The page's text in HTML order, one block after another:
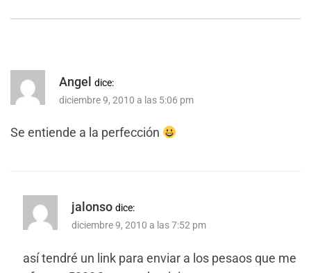
Angel dice:
diciembre 9, 2010 a las 5:06 pm
Se entiende a la perfección
jalonso dice:
diciembre 9, 2010 a las 7:52 pm
así tendré un link para enviar a los pesaos que me